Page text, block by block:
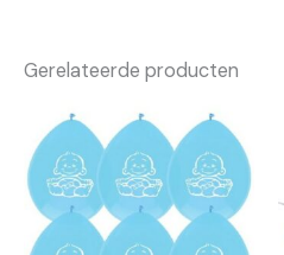
Verkocht per
Gerelateerde producten